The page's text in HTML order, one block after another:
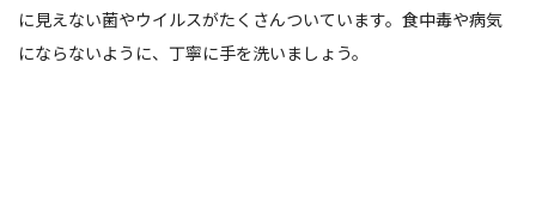
に見えない菌やウイルスがたくさんついています。食中毒や病気
にならないように、丁寧に手を洗いましょう。